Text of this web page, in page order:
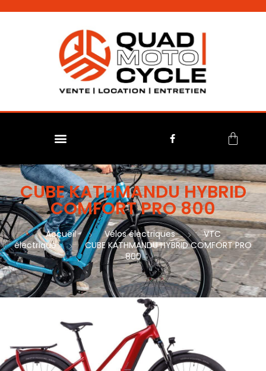
No menu assigned
CUBE KATHMANDU HYBRID
COMFORT PRO 800
Accueil Vélos électriques
VTC
électrique
CUBE KATHMANDU HYBRID COMFORT PRO
800